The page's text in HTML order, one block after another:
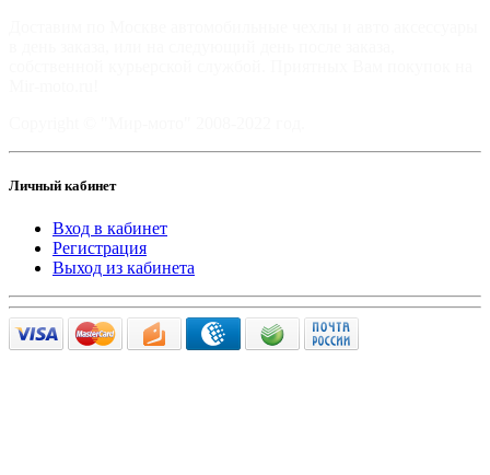
Личный кабинет
Вход в кабинет
Регистрация
Выход из кабинета